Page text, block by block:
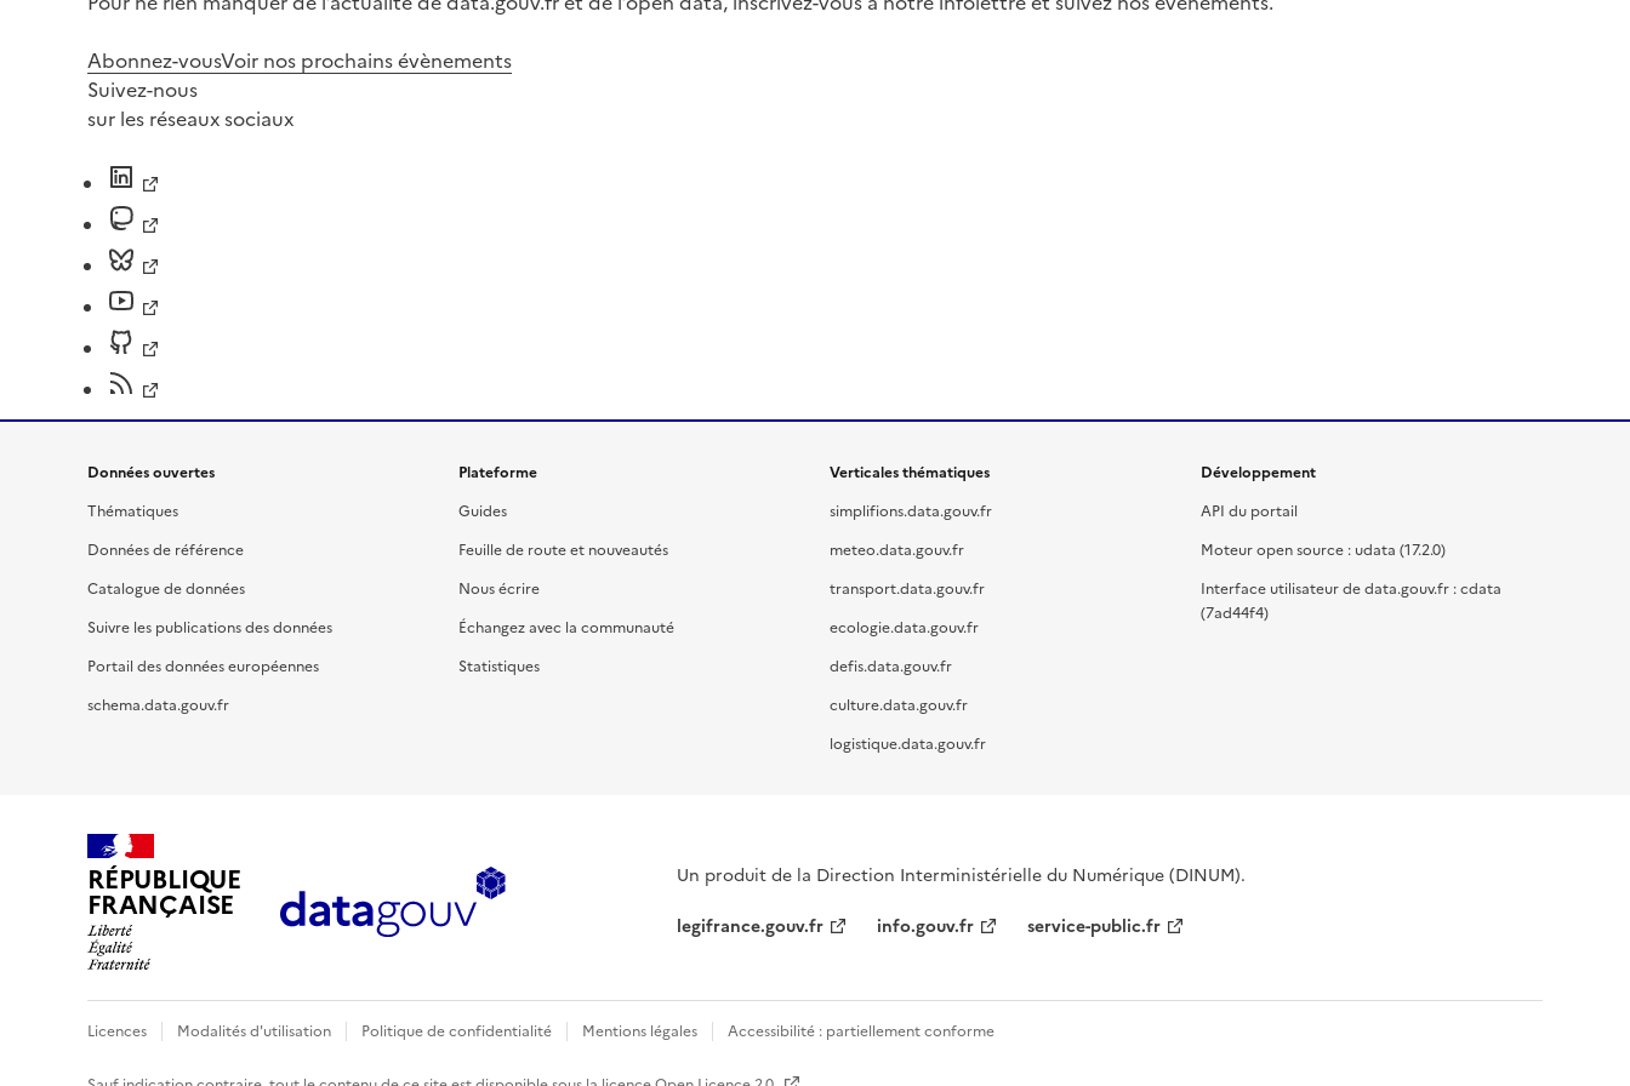
Abonnez-vousVoir nos prochains évènements
Suivez-nous
sur les réseaux sociaux
Données ouvertes
Thématiques
Données de référence
Catalogue de données
Suivre les publications des données
Portail des données européennes
schema.data.gouv.fr
Plateforme
Guides
Feuille de route et nouveautés
Nous écrire
Échangez avec la communauté
Statistiques
Verticales thématiques
simplifions.data.gouv.fr
meteo.data.gouv.fr
transport.data.gouv.fr
ecologie.data.gouv.fr
defis.data.gouv.fr
culture.data.gouv.fr
logistique.data.gouv.fr
Développement
API du portail
Moteur open source : udata (17.2.0)
Interface utilisateur de data.gouv.fr : cdata
(7ad44f4)
RÉPUBLIQUE
FRANÇAISE
Un produit de la Direction Interministérielle du Numérique (DINUM).
legifrance.gouv.fr
info.gouv.fr service-public.fr
Licences Modalités d'utilisation Politique de confidentialité Mentions légales Accessibilité : partiellement conforme